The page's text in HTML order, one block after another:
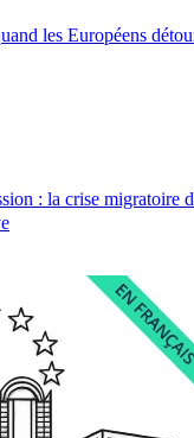
les Européens
: la crise migratoire